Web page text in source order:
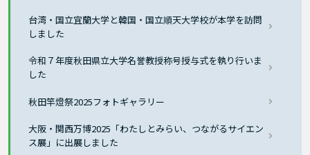
台湾・国立宜蘭大学と韓国・国立順天大学校が本学を訪問
しました
令和７年度秋田県立大学名誉教授称号授与式を執り行いま
した
秋田竿燈祭2025フォトギャラリー
大阪・関西万博2025「わたしとみらい、つながるサイエン
ス展」に出展しました